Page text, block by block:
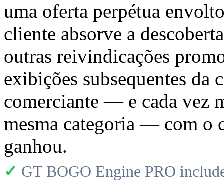
uma oferta perpétua
cliente absorve a
outras reivindicações
exibições subsequentes da
comerciante — e cada vez
mesma categoria — com o
ganhou.
✓ GT BOGO Engine PRO